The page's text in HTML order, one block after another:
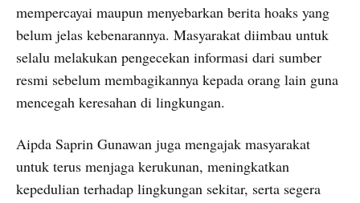
mempercayai maupun menyebarkan berita hoaks yang
belum jelas kebenarannya. Masyarakat diimbau untuk
selalu melakukan pengecekan informasi dari sumber
resmi sebelum membagikannya kepada orang lain guna
mencegah keresahan di lingkungan.
Aipda Saprin Gunawan juga mengajak masyarakat
untuk terus menjaga kerukunan, meningkatkan
kepedulian terhadap lingkungan sekitar, serta segera